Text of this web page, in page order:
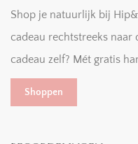
Shop je natuurlijk bij
cadeau rechtstreeks naar
cadeau zelf? Mét gratis
Shoppen